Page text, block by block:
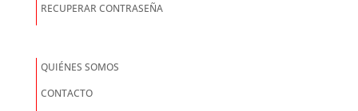
RECUPERAR CONTRASEÑA
QUIÉNES SOMOS
CONTACTO